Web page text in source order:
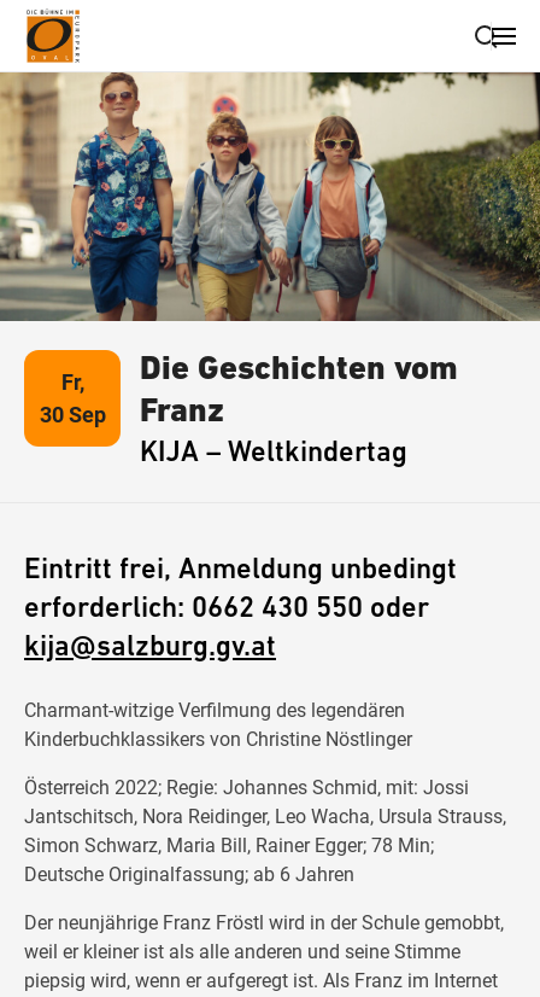
Suche schließen
Wegbeschreibung erhalten
Fr,
30 Sep
Die Geschichten vom
Franz
KIJA – Weltkindertag
Eintritt frei, Anmeldung unbedingt
erforderlich: 0662 430 550 oder
kija@salzburg.gv.at
Charmant-witzige Verfilmung des legendären
Kinderbuchklassikers von Christine Nöstlinger
Österreich 2022; Regie: Johannes Schmid, mit: Jossi
Jantschitsch, Nora Reidinger, Leo Wacha, Ursula Strauss,
Simon Schwarz, Maria Bill, Rainer Egger; 78 Min;
Deutsche Originalfassung; ab 6 Jahren
Der neunjährige Franz Fröstl wird in der Schule gemobbt,
weil er kleiner ist als alle anderen und seine Stimme
piepsig wird, wenn er aufgeregt ist. Als Franz im Internet